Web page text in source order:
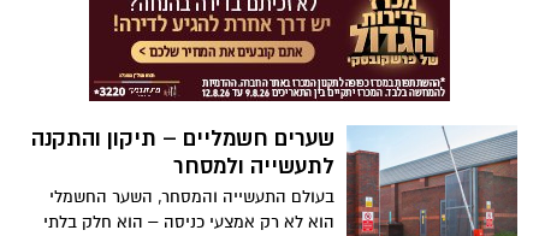
את כללי המשחק בשוק הישראלי: להפחית
יוקר מחיה, להסיר חסמי יבוא, לצמצם
רגולציה עודפת ולאפשר יבוא מקביל חופשי
ותחרותי יותר. כוונתה הייתה ליצור מציאות
מוצרים במחירים הדומים לאלו שבאירופה. אך
כ־11 חודשים לאחר השקת הרפורמה, מתברר
שהמרחק בין ישראל לאירופה נותר גדול – לא
רק גיאוגרפית, אלא בעיקר כלכלית.
שערים חשמליים – תיקון והתקנה
לתעשייה ולמסחר
בעולם התעשייה והמסחר, השער החשמלי
הוא לא רק אמצעי כניסה – הוא חלק בלתי